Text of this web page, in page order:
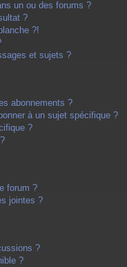
un ou des forums ?
?
?!
et sujets ?
abonnements ?
à un sujet spécifique ?
?
forum ?
jointes ?
?
?